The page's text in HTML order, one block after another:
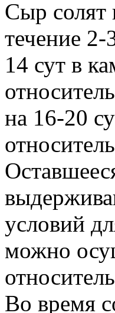
Сыр солят
течение
14 сут в
на 16-20
условий
можно
Во время